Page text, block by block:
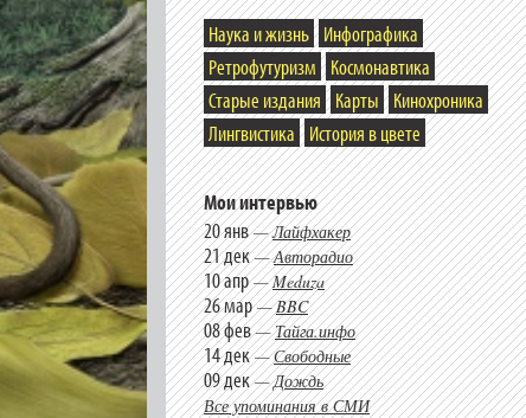
Наука и жизнь Инфографика
Ретрофутуризм
Космонавтика
Старые издания
Карты
Кинохроника
Лингвистика
История в цвете
Мои интервью
20 янв—Лайфхакер
21 дек—Авторадио
10 апр—Meduza
26 мар—BBC
08 фев—Тайга.инфо
14 дек—Свободные
09 дек—Дождь
Все упоминания в СМИ